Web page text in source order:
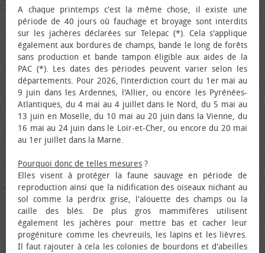
A chaque printemps c'est la même chose, il existe une
période de 40 jours où fauchage et broyage sont interdits
sur les jachères déclarées sur Telepac (*). Cela s'applique
également aux bordures de champs, bande le long de forêts
sans production et bande tampon éligible aux aides de la
PAC (*). Les dates des périodes peuvent varier selon les
départements. Pour 2026, l’interdiction court du 1er mai au
9 juin dans les Ardennes, l'Allier, ou encore les Pyrénées-
Atlantiques, du 4 mai au 4 juillet dans le Nord, du 5 mai au
13 juin en Moselle, du 10 mai au 20 juin dans la Vienne, du
16 mai au 24 juin dans le Loir-et-Cher, ou encore du 20 mai
au 1er juillet dans la Marne.
Pourquoi donc de telles mesures ?
Elles visent à protéger la faune sauvage en période de
reproduction ainsi que la nidification des oiseaux nichant au
sol comme la perdrix grise, l'alouette des champs ou la
caille des blés. De plus gros mammifères utilisent
également les jachères pour mettre bas et cacher leur
progéniture comme les chevreuils, les lapins et les lièvres.
Il faut rajouter à cela les colonies de bourdons et d'abeilles